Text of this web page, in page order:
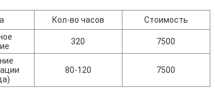
Кол-во часов
Стоимость
320 7500
80-120 7500